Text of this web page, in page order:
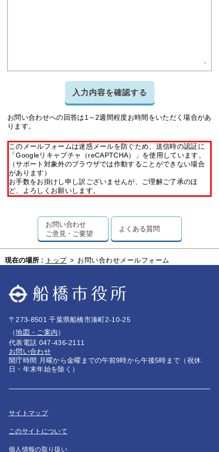
入力内容を確認する
お問い合わせへの回答は1～2週間程度お時間をいただく場合があ
ります。
このメールフォームは迷惑メールを防ぐため、送信時の認証に
「Googleリキャプチャ（reCAPTCHA）」を使用しています。
（サポート対象外のブラウザでは作動することができない場合
があります）
お手数をお掛けし申し訳ございませんが、ご理解ご了承のほ
ど、よろしくお願いします。
お問い合わせ
ご意見・ご要望
よくある質問
現在の場所 : トップ > お問い合わせメールフォーム
〒273-8501 千葉県船橋市湊町2-10-25
（地図・ご案内）
代表電話 047-436-2111
お問い合わせ
開庁時間 月曜から金曜までの午前9時から午後5時まで（祝休
日・年末年始を除く）
サイトマップ
このサイトについて
個人情報の取り扱い